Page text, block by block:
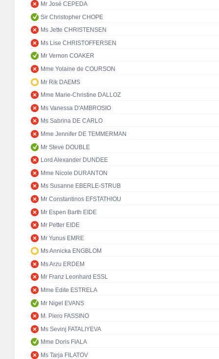
Mr José CEPEDA
Sir Christopher CHOPE
Ms Jette CHRISTENSEN
Ms Lise CHRISTOFFERSEN
Mr Vernon COAKER
Mme Yolaine de COURSON
Mr Rik DAEMS
Mme Marie-Christine DALLOZ
Ms Vanessa D'AMBROSIO
Ms Sabrina DE CARLO
Mme Jennifer DE TEMMERMAN
Mr Steve DOUBLE
Lord Alexander DUNDEE
Mme Nicole DURANTON
Ms Susanne EBERLE-STRUB
Mr Constantinos EFSTATHIOU
Mr Espen Barth EIDE
Mr Petter EIDE
Mr Yunus EMRE
Ms Annicka ENGBLOM
Ms Arzu ERDEM
Mr Franz Leonhard ESSL
Mme Edite ESTRELA
Mr Nigel EVANS
M. Piero FASSINO
Ms Sevinj FATALIYEVA
Mme Doris FIALA
Ms Tarja FILATOV